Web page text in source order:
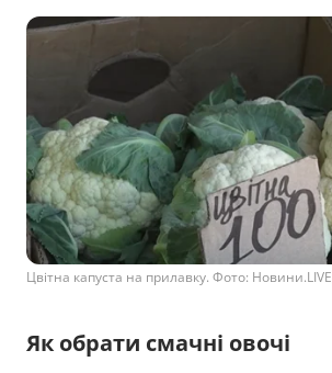
Цвітна капуста на прилавку. Фото: Новини.LIVЕ
Як обрати смачні овочі